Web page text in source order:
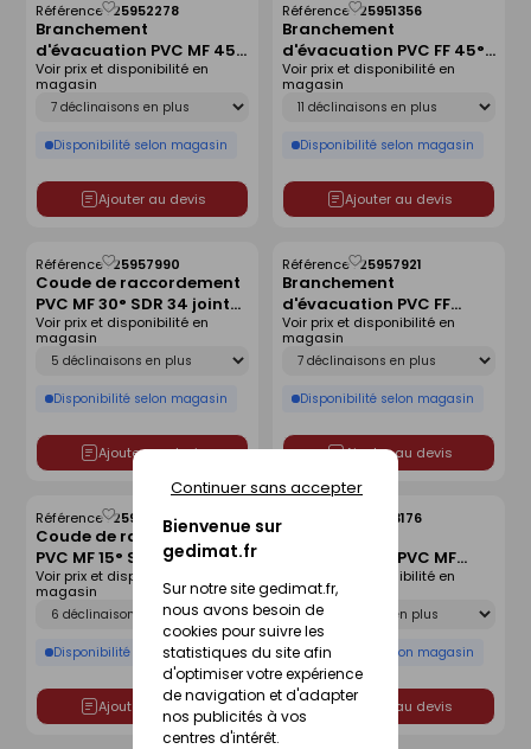
Bienvenue sur
gedimat.fr
Sur notre site gedimat.fr,
nous avons besoin de
cookies pour suivre les
statistiques du site afin
d'optimiser votre expérience
de navigation et d'adapter
nos publicités à vos
centres d'intérêt.
Continuer sans accepter
Branchement
d'évacuation PVC MF 45°
SDR 34 joint monté -
D200x160
Référence :25952278
Déclinaison
Disponibilité selon magasin
Voir prix et disponibilité en
magasin
Ajouter au devis
Enregistrer
comme
liste
Branchement
d'évacuation PVC FF 45°
SDR 41 joint monté -
D315x200
Référence :25951356
Déclinaison
Disponibilité selon magasin
Voir prix et disponibilité en
magasin
Ajouter au devis
Enregistrer
comme
liste
Coude de raccordement
PVC MF 30° SDR 34 joint
monté - D315
Référence :25957990
Déclinaison
Disponibilité selon magasin
Voir prix et disponibilité en
magasin
Ajouter au devis
Enregistrer
comme
liste
Branchement
d'évacuation PVC FF
87°30 SDR 34 joint monté
- D315x200
Référence :25957921
Déclinaison
Disponibilité selon magasin
Voir prix et disponibilité en
magasin
Ajouter au devis
Enregistrer
comme
liste
Coude de raccordement
PVC MF 15° SDR 41 joint
monté - D315
Référence :25954159
Déclinaison
Disponibilité selon magasin
Voir prix et disponibilité en
magasin
Ajouter au devis
Enregistrer
comme
liste
d'évacuation PVC MF
87°30 SDR 41 joint monté
- D400x250
25953176
Déclinaison
Disponibilité selon magasin
Voir prix et disponibilité en
magasin
Ajouter au devis
Enregistrer